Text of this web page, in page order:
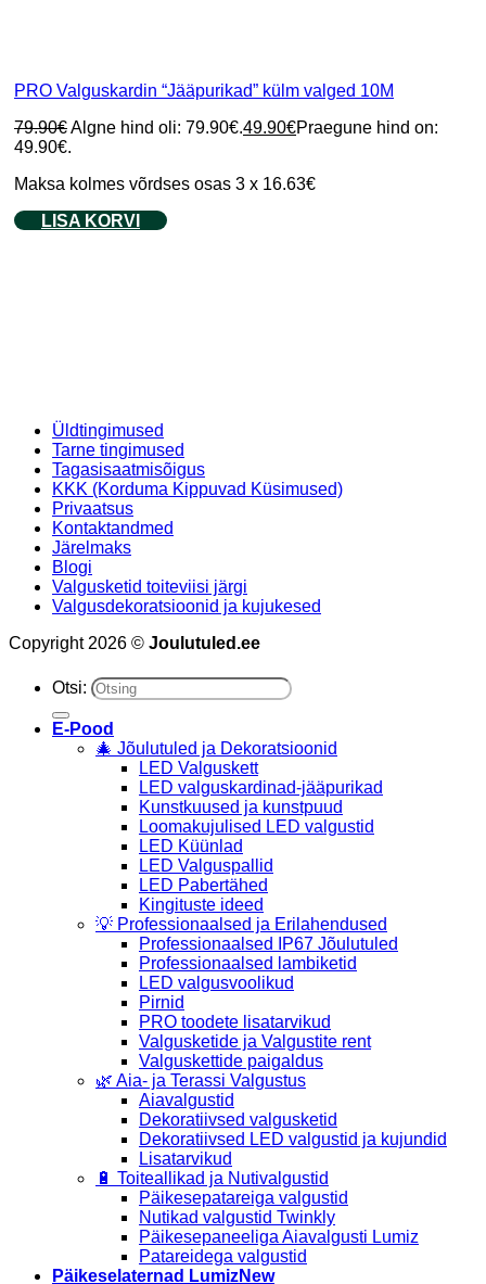
PRO Valguskardin “Jääpurikad” külm valged 10M
79.90€Algne hind oli: 79.90€.49.90€Praegune hind on:
49.90€.
Maksa kolmes võrdses osas 3 x 16.63€
LISA KORVI
Üldtingimused
Tarne tingimused
Tagasisaatmisõigus
KKK (Korduma Kippuvad Küsimused)
Privaatsus
Kontaktandmed
Järelmaks
Blogi
Valgusketid toiteviisi järgi
Valgusdekoratsioonid ja kujukesed
Copyright 2026 © Joulutuled.ee
Otsi:
E-Pood
🎄 Jõulutuled ja Dekoratsioonid
LED Valguskett
LED valguskardinad-jääpurikad
Kunstkuused ja kunstpuud
Loomakujulised LED valgustid
LED Küünlad
LED Valguspallid
LED Pabertähed
Kingituste ideed
💡 Professionaalsed ja Erilahendused
Professionaalsed IP67 Jõulutuled
Professionaalsed lambiketid
LED valgusvoolikud
Pirnid
PRO toodete lisatarvikud
Valgusketide ja Valgustite rent
Valguskettide paigaldus
🌿 Aia- ja Terassi Valgustus
Aiavalgustid
Dekoratiivsed valgusketid
Dekoratiivsed LED valgustid ja kujundid
Lisatarvikud
🔋 Toiteallikad ja Nutivalgustid
Päikesepatareiga valgustid
Nutikad valgustid Twinkly
Päikesepaneeliga Aiavalgusti Lumiz
Patareidega valgustid
Päikeselaternad Lumiz